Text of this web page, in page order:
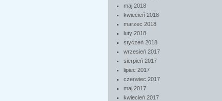
maj 2018
kwiecień 2018
marzec 2018
luty 2018
styczeń 2018
wrzesień 2017
sierpień 2017
lipiec 2017
czerwiec 2017
maj 2017
kwiecień 2017